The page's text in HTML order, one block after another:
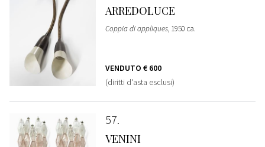
ARREDOLUCE
Coppia di appliques, 1950 ca.
VENDUTO € 600
(diritti d'asta esclusi)
57
VENINI